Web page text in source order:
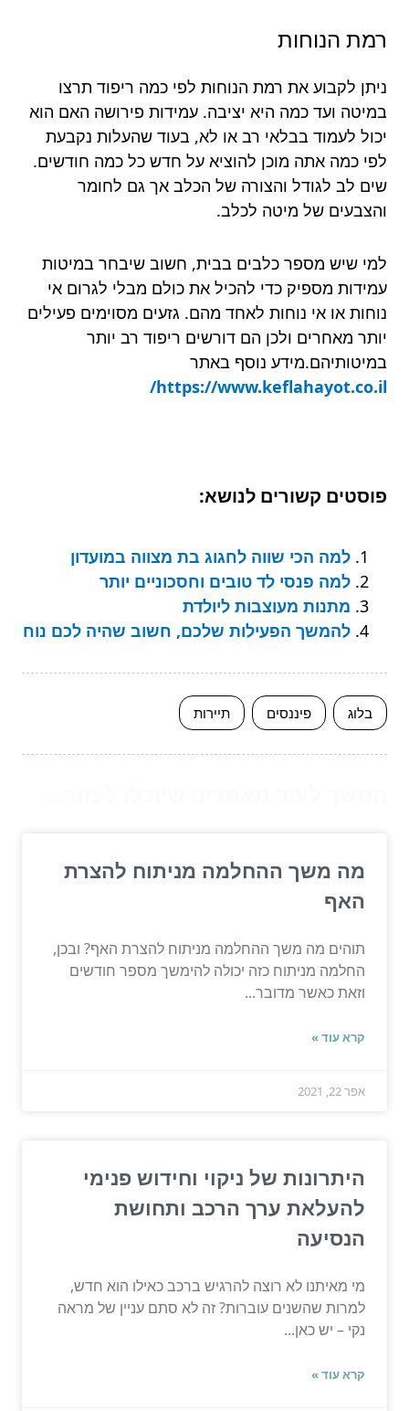
רמת הנוחות
ניתן לקבוע את רמת הנוחות לפי כמה ריפוד תרצו
במיטה ועד כמה היא יציבה. עמידות פירושה האם הוא
יכול לעמוד בבלאי רב או לא, בעוד שהעלות נקבעת
לפי כמה אתה מוכן להוציא על חדש כל כמה חודשים.
שים לב לגודל והצורה של הכלב אך גם לחומר
והצבעים של מיטה לכלב.
למי שיש מספר כלבים בבית, חשוב שיבחר במיטות
עמידות מספיק כדי להכיל את כולם מבלי לגרום אי
נוחות או אי נוחות לאחד מהם. גזעים מסוימים פעילים
יותר מאחרים ולכן הם דורשים ריפוד רב יותר
במיטותיהם.מידע נוסף באתר
https://www.keflahayot.co.il/
פוסטים קשורים לנושא:
למה הכי שווה לחגוג בת מצווה במועדון
למה פנסי לד טובים וחסכוניים יותר
מתנות מעוצבות ליולדת
להמשך הפעילות שלכם, חשוב שהיה לכם נוח
בלוג פיננסים תיירות
מה משך ההחלמה מניתוח להצרת
האף
תוהים מה משך ההחלמה מניתוח להצרת האף? ובכן,
החלמה מניתוח כזה יכולה להימשך מספר חודשים
וזאת כאשר מדובר...
קרא עוד »
אפר 22, 2021
היתרונות של ניקוי וחידוש פנימי
להעלאת ערך הרכב ותחושת
הנסיעה
מי מאיתנו לא רוצה להרגיש ברכב כאילו הוא חדש,
למרות שהשנים עוברות? זה לא סתם עניין של מראה
נקי – יש כאן...
קרא עוד »